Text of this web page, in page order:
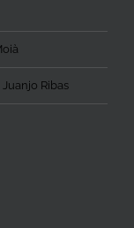
Ribas